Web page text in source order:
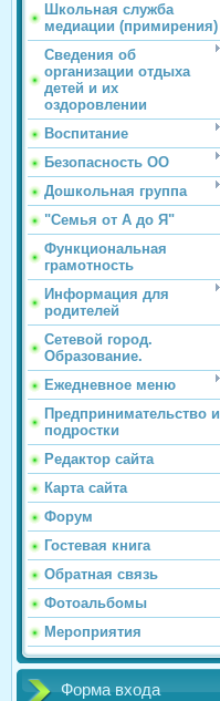
Школьная служба
медиации (примирения)
Сведения об
организации отдыха
детей и их
оздоровлении
Воспитание
Безопасность ОО
Дошкольная группа
"Семья от А до Я"
Функциональная
грамотность
Информация для
родителей
Сетевой город.
Образование.
Ежедневное меню
Предпринимательство и
подростки
Редактор сайта
Карта сайта
Форум
Гостевая книга
Обратная связь
Фотоальбомы
Мероприятия
Форма входа